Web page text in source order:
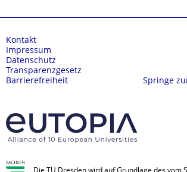
Kontakt
Impressum
Datenschutz
Transparenzgesetz
Barrierefreiheit
Springe